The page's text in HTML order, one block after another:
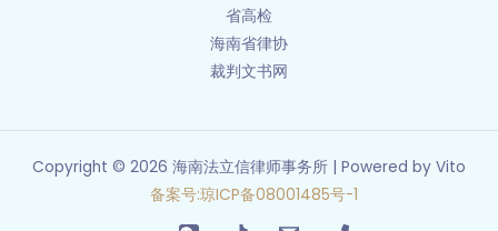
省高检
海南省律协
裁判文书网
Copyright © 2026 海南法立信律师事务所 | Powered by Vito
备案号:琼ICP备08001485号-1